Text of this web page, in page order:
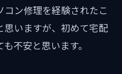
ン修理を経験されたこ
思いますが、初めて宅配
不安と思います。